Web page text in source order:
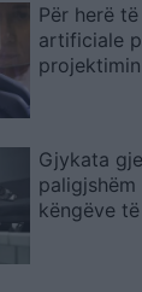
Për herë
artificiale
Gjykata
këngëve